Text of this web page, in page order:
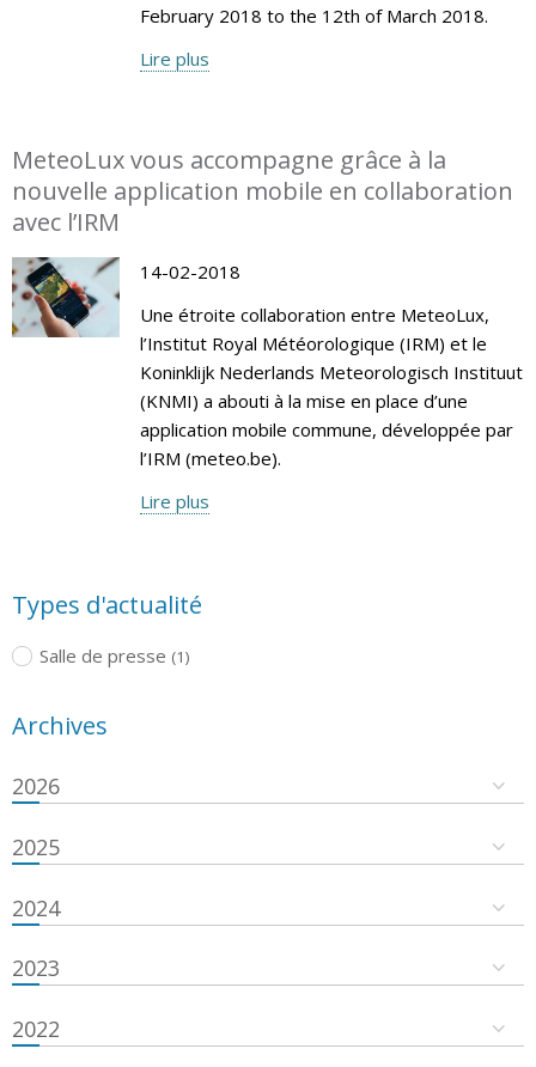
February 2018 to the 12th of March 2018.
Lire plus
MeteoLux vous accompagne grâce à la
nouvelle application mobile en collaboration
avec l’IRM
14-02-2018
Une étroite collaboration entre MeteoLux,
l’Institut Royal Météorologique (IRM) et le
Koninklijk Nederlands Meteorologisch Instituut
(KNMI) a abouti à la mise en place d’une
application mobile commune, développée par
l’IRM (meteo.be).
Lire plus
Types d'actualité
Salle de presse (1)
Archives
2026
2025
2024
2023
2022